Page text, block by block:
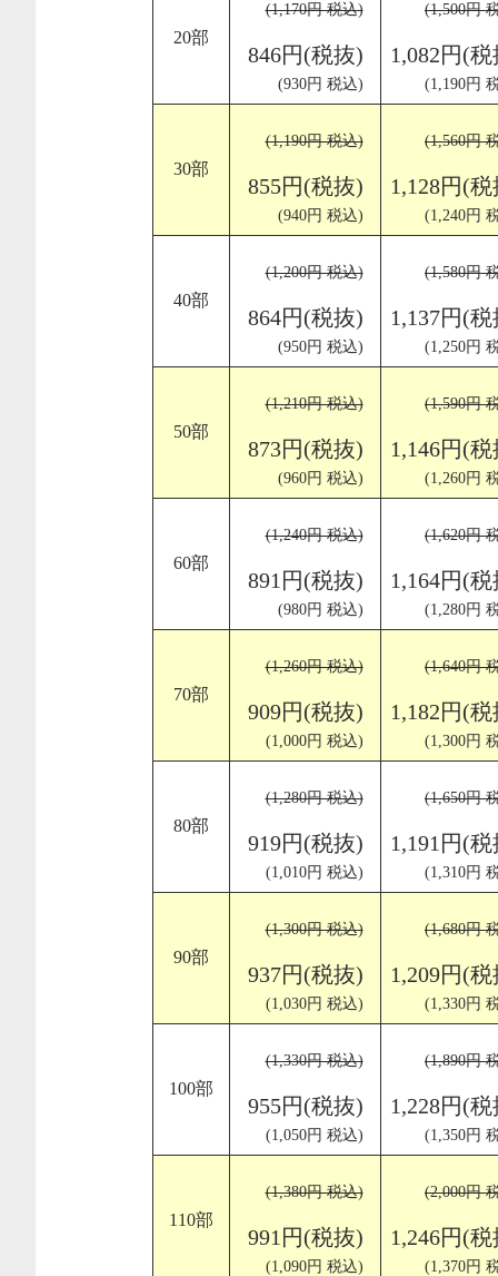
20部
(1,170円 税込)
846円(税抜)
(930円 税込)
(1,500円
1,082円(
(1,190円
30部
(1,190円 税込)
855円(税抜)
(940円 税込)
(1,560円
1,128円(
(1,240円
40部
(1,200円 税込)
864円(税抜)
(950円 税込)
(1,580円
1,137円(
(1,250円
50部
(1,210円 税込)
873円(税抜)
(960円 税込)
(1,590円
1,146円(
(1,260円
60部
(1,240円 税込)
891円(税抜)
(980円 税込)
(1,620円
1,164円(
(1,280円
70部
(1,260円 税込)
909円(税抜)
(1,000円 税込)
(1,640円
1,182円(
(1,300円
80部
(1,280円 税込)
919円(税抜)
(1,010円 税込)
(1,650円
1,191円(
(1,310円
90部
(1,300円 税込)
937円(税抜)
(1,030円 税込)
(1,680円
1,209円(
(1,330円
100部
(1,330円 税込)
955円(税抜)
(1,050円 税込)
(1,890円
1,228円(
(1,350円
110部
(1,380円 税込)
991円(税抜)
(1,090円 税込)
(2,000円
1,246円(
(1,370円